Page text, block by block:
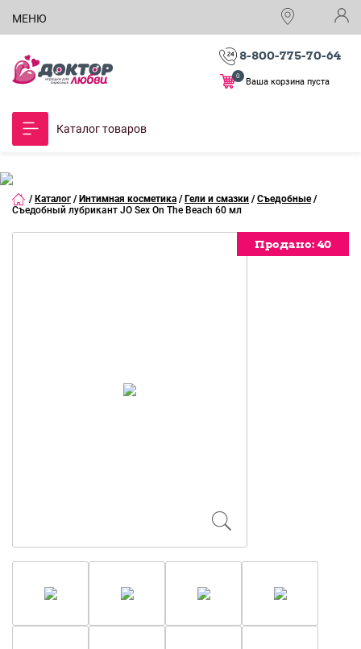
МЕНЮ
8-800-775-70-64
Ваша корзина пуста
0
Каталог товаров
/ Каталог / Интимная косметика / Гели и смазки / Съедобные /
Съедобный лубрикант JO Sex On The Beach 60 мл
Продано: 40
Продано: 40
Продано: 40
Продано: 40
Продано: 40
Продано: 40
Продано: 40
Продано: 40
Продано: 40